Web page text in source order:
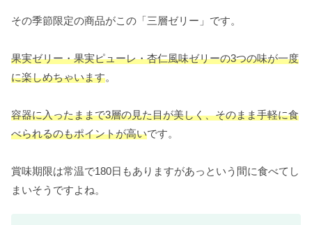
その季節限定の商品がこの「三層ゼリー」です。
果実ゼリー・果実ピューレ・杏仁風味ゼリーの3つの味が一度
に楽しめちゃいます。
容器に入ったままで3層の見た目が美しく、そのまま手軽に食
べられるのもポイントが高いです。
賞味期限は常温で180日もありますがあっという間に食べてし
まいそうですよね。